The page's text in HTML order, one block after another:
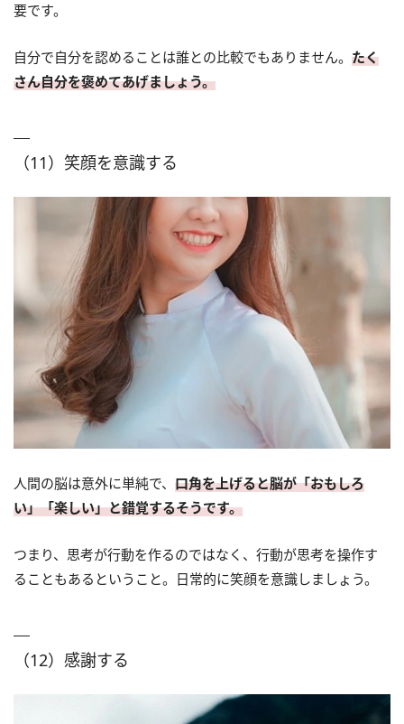
要です。
自分で自分を認めることは誰との比較でもありません。 たく
さん自分を褒めてあげましょう。
（11）笑顔を意識する
人間の脳は意外に単純で、 口角を上げると脳が「おもしろ
い」「楽しい」と錯覚するそうです。
つまり、思考が行動を作るのではなく、行動が思考を操作す
ることもあるということ。日常的に笑顔を意識しましょう。
（12）感謝する